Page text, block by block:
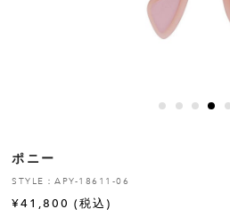
クラフトマンシップ
お修理について
ポニー
STYLE：APY-18611-06
¥41,800 (税込)